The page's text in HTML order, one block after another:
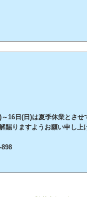
16日(日)は夏季休業とさせ
りますようお願い申し上